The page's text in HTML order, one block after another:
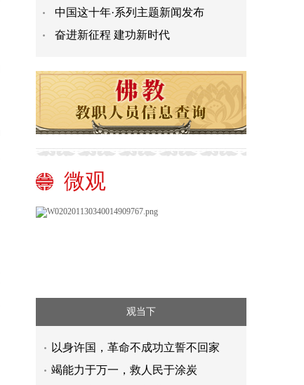
中国这十年·系列主题新闻发布
奋进新征程 建功新时代
微观
观当下
以身许国，革命不成功立誓不回家
竭能力于万一，救人民于涂炭